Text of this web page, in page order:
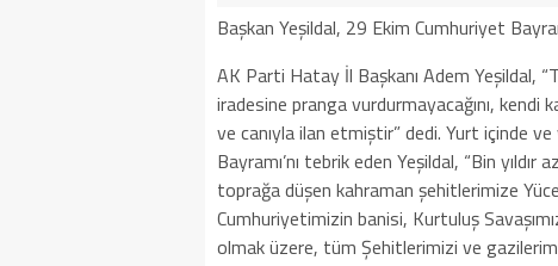
Başkan Yeşildal, 29 Ekim Cumhuriyet
AK Parti Hatay İl Başkanı Adem Yeşildal,
iradesine pranga vurdurmayacağını, kendi
ve canıyla ilan etmiştir” dedi. Yurt içinde
Bayramı’nı tebrik eden Yeşildal, “Bin
toprağa düşen kahraman şehitlerimize
Cumhuriyetimizin banisi, Kurtuluş
olmak üzere, tüm Şehitlerimizi ve